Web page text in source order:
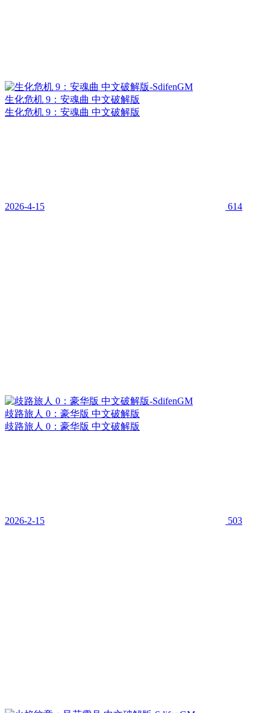
生化危机 9：安魂曲 中文破解版
生化危机 9：安魂曲 中文破解版
2026-4-15 614
歧路旅人 0：豪华版 中文破解版
歧路旅人 0：豪华版 中文破解版
2026-2-15 503